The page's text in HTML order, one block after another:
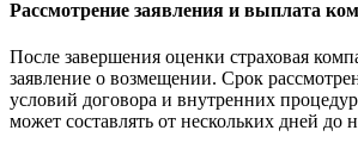
Рассмотрение заявления и выплата
После завершения оценки страховая
заявление о возмещении. Срок
условий договора и внутренних
может составлять от нескольких дней до